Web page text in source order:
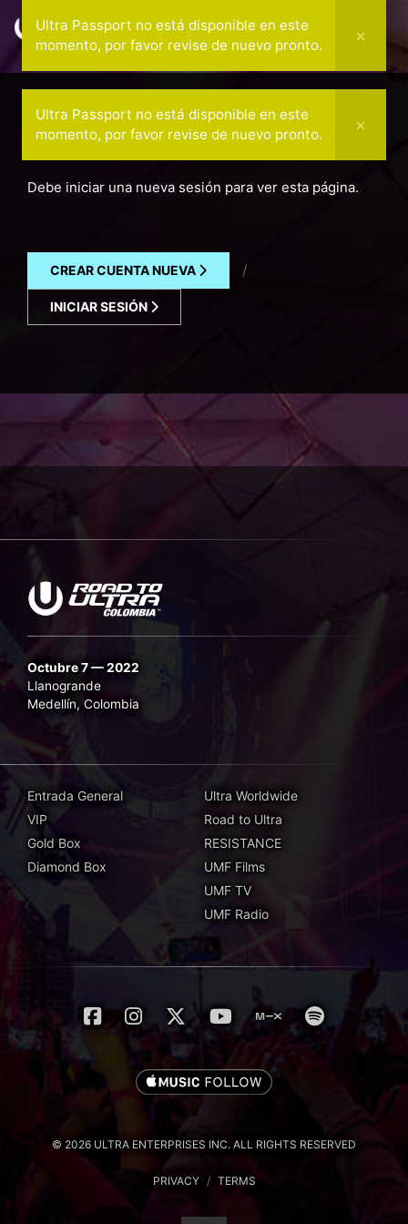
Debe iniciar una nueva sesión para ver esta página.
CREAR CUENTA NUEVA /
INICIAR SESIÓN
Octubre 7 — 2022
Llanogrande
Medellín, Colombia
Entrada General
VIP
Gold Box
Diamond Box
Ultra Worldwide
Road to Ultra
RESISTANCE
UMF Films
UMF TV
UMF Radio
© 2026 ULTRA ENTERPRISES INC. ALL RIGHTS RESERVED
PRIVACY / TERMS
Ultra Passport no está disponible en este
momento, por favor revise de nuevo pronto.
Ultra Passport no está disponible en este
momento, por favor revise de nuevo pronto.